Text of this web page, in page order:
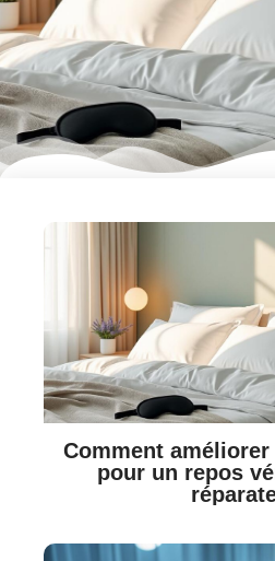
Comment
pour un repos